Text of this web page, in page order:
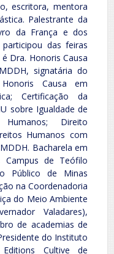
escritora, mentora
Palestrante da
da França e dos
participou das feiras
Dra. Honoris Causa
signatária do
Causa em
Certificação da
sobre Igualdade de
Direito
Humanos com
Bacharela em
Campus de Teófilo
Público de Minas
na Coordenadoria
do Meio Ambiente
Valadares),
de academias de
do Instituto
Cultive de